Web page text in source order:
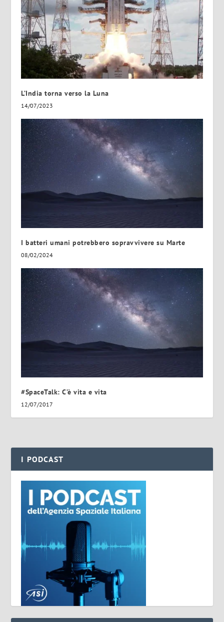
L’India torna verso la Luna
14/07/2023
I batteri umani potrebbero sopravvivere su Marte
08/02/2024
#SpaceTalk: C’è vita e vita
12/07/2017
I PODCAST